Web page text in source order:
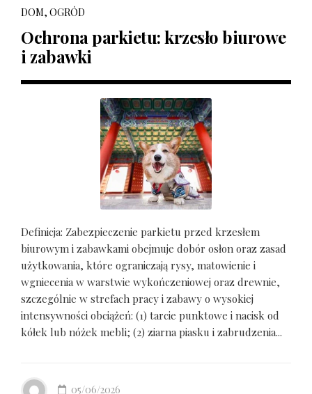
DOM, OGRÓD
Ochrona parkietu: krzesło biurowe
i zabawki
Definicja: Zabezpieczenie parkietu przed krzesłem
biurowym i zabawkami obejmuje dobór osłon oraz zasad
użytkowania, które ograniczają rysy, matowienie i
wgniecenia w warstwie wykończeniowej oraz drewnie,
szczególnie w strefach pracy i zabawy o wysokiej
intensywności obciążeń: (1) tarcie punktowe i nacisk od
kółek lub nóżek mebli; (2) ziarna piasku i zabrudzenia...
05/06/2026